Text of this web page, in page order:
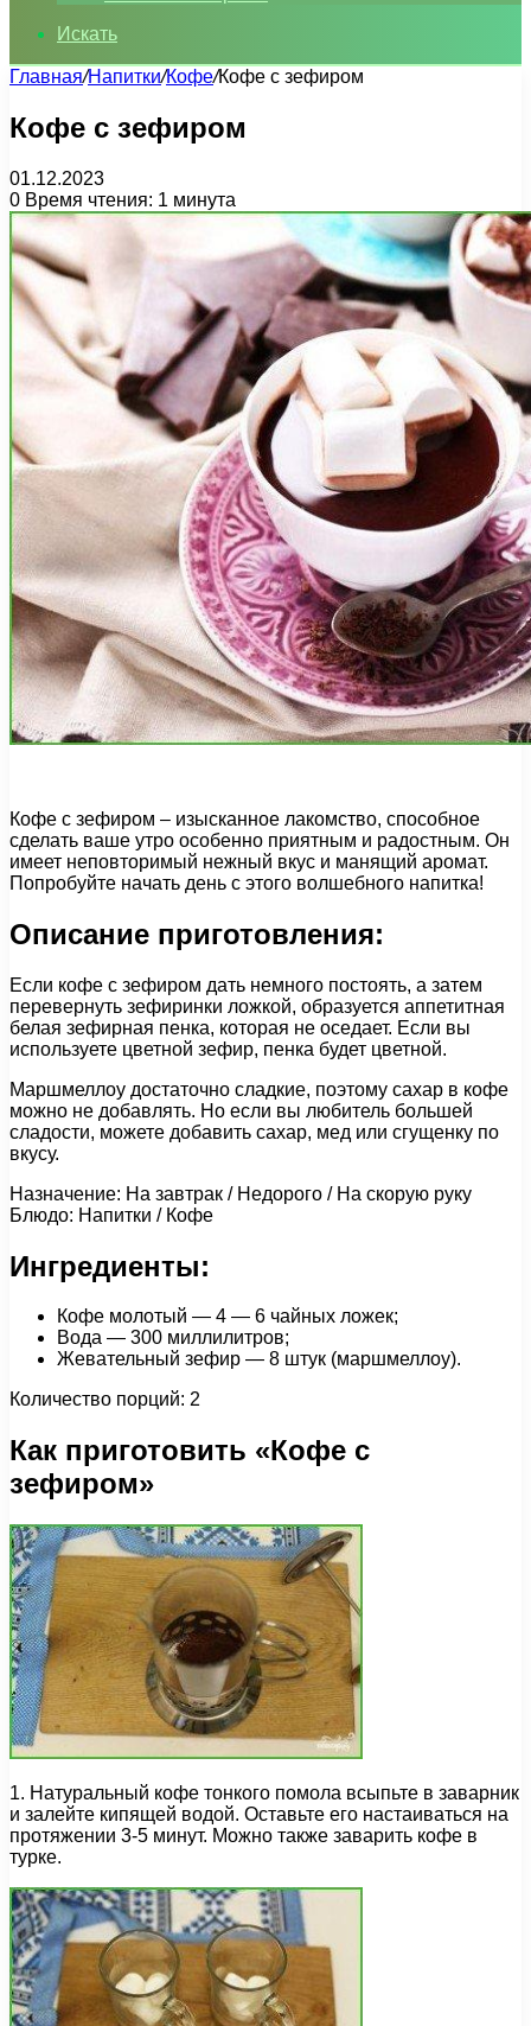
Искать
Главная/Напитки/Кофе/Кофе с зефиром
Кофе с зефиром
01.12.2023
0 Время чтения: 1 минута
Кофе с зефиром – изысканное лакомство, способное
сделать ваше утро особенно приятным и радостным. Он
имеет неповторимый нежный вкус и манящий аромат.
Попробуйте начать день с этого волшебного напитка!
Описание приготовления:
Если кофе с зефиром дать немного постоять, а затем
перевернуть зефиринки ложкой, образуется аппетитная
белая зефирная пенка, которая не оседает. Если вы
используете цветной зефир, пенка будет цветной.
Маршмеллоу достаточно сладкие, поэтому сахар в кофе
можно не добавлять. Но если вы любитель большей
сладости, можете добавить сахар, мед или сгущенку по
вкусу.
Назначение: На завтрак / Недорого / На скорую руку
Блюдо: Напитки / Кофе
Ингредиенты:
Кофе молотый — 4 — 6 чайных ложек;
Вода — 300 миллилитров;
Жевательный зефир — 8 штук (маршмеллоу).
Количество порций: 2
Как приготовить «Кофе с
зефиром»
1. Натуральный кофе тонкого помола всыпьте в заварник
и залейте кипящей водой. Оставьте его настаиваться на
протяжении 3-5 минут. Можно также заварить кофе в
турке.